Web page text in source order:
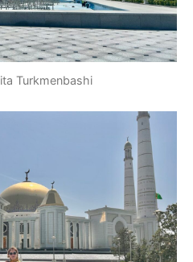
Turkmenbashi